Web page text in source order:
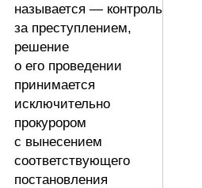
называется — контроль
за преступлением,
решение
о его проведении
принимается
исключительно
прокурором
с вынесением
соответствующего
постановления